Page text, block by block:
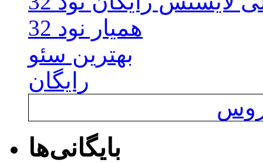
همیار نود 32
بهترین سئو
رایگان
بایگانی‌ها